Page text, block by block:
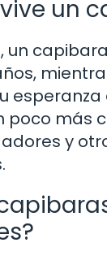
un
un
esperanza
poco más
y